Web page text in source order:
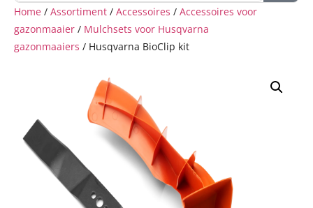
Home / Assortiment / Accessoires / Accessoires voor
gazonmaaier / Mulchsets voor Husqvarna
gazonmaaiers / Husqvarna BioClip kit